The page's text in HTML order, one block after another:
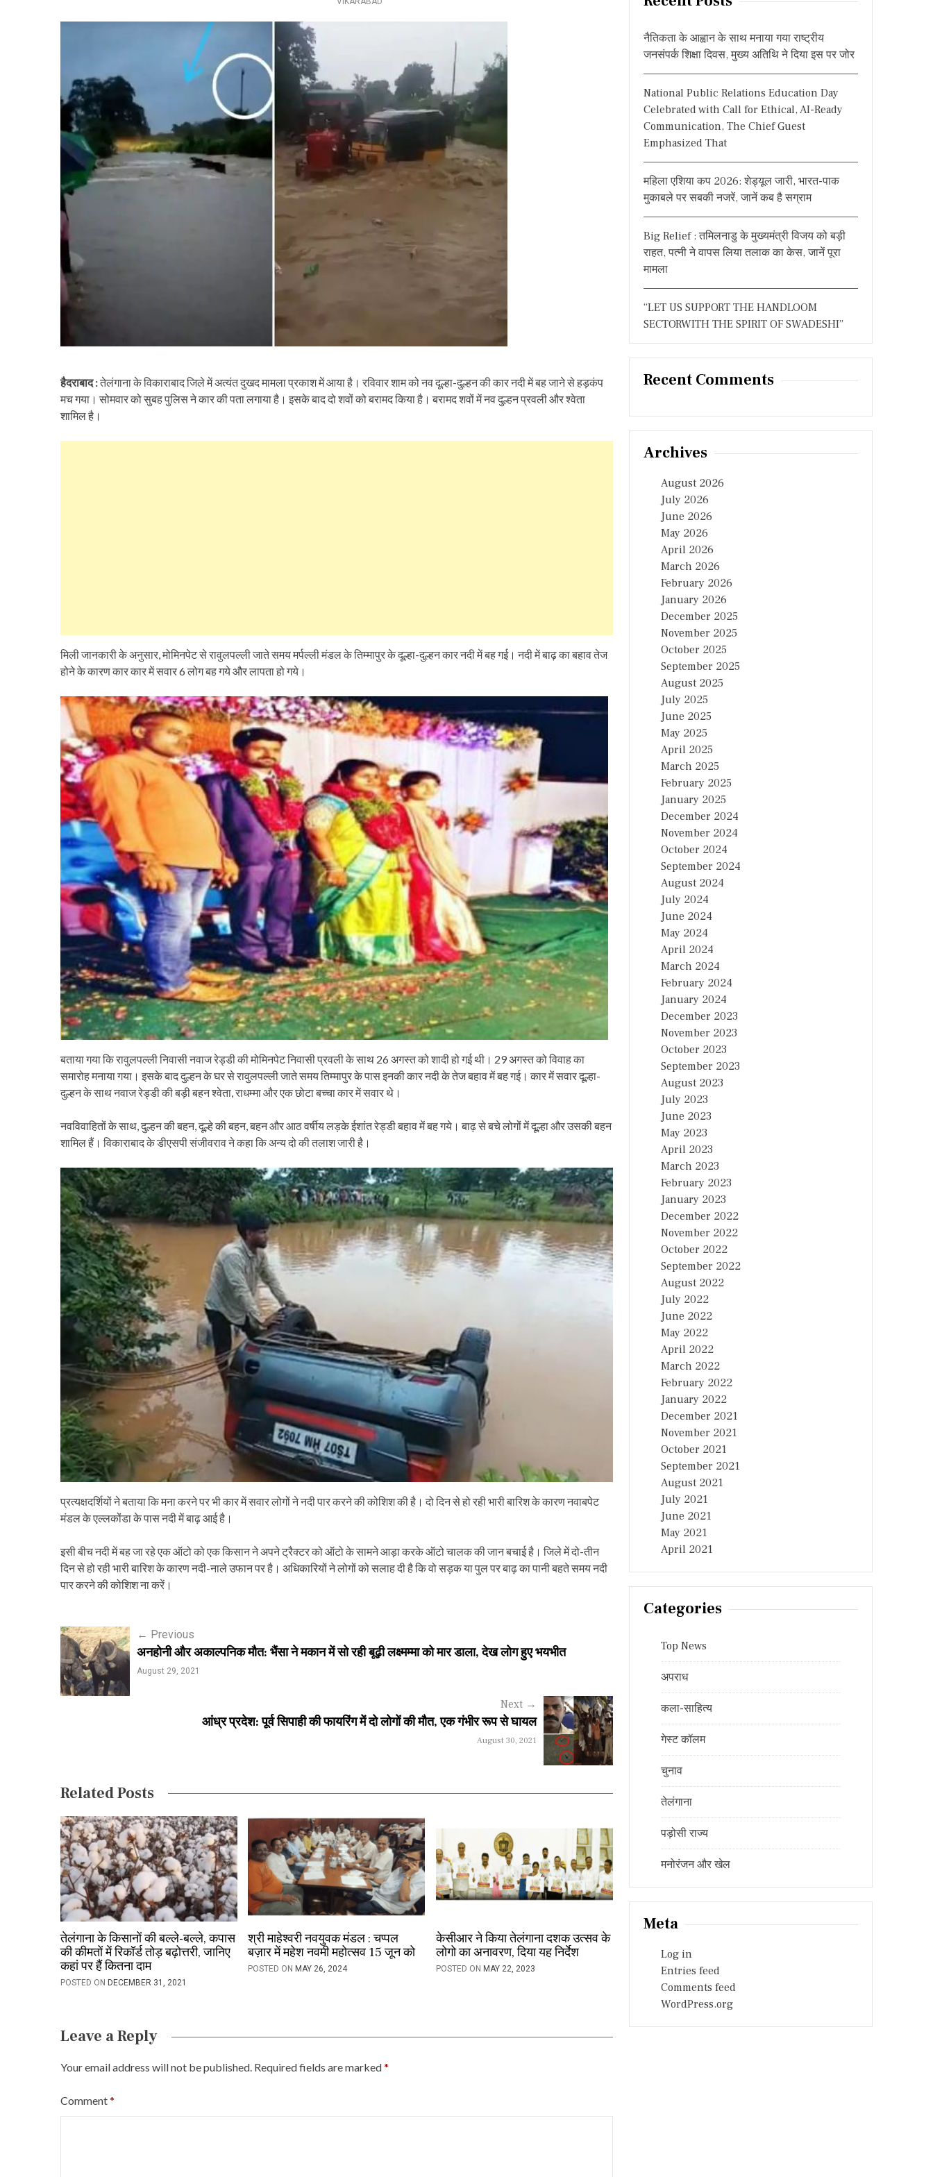
हैदराबाद :तेलंगाना के विकाराबाद जिले में अत्यंत दुखद मामला प्रकाश में आया है। रविवार शाम को नव दूल्हा-दुल्हन की कार नदी में बह जाने से हड़कंप
मच गया। सोमवार को सुबह पुलिस ने कार की पता लगाया है। इसके बाद दो शवों को बरामद किया है। बरामद शवों में नव दुल्हन प्रवली और श्वेता
शामिल है।
मिली जानकारी के अनुसार, मोमिनपेट से रावुलपल्ली जाते समय मर्पल्ली मंडल के तिम्मापुर के दूल्हा-दुल्हन कार नदी में बह गई। नदी में बाढ़ का बहाव तेज
होने के कारण कार कार में सवार 6 लोग बह गये और लापता हो गये।
बताया गया कि रावुलपल्ली निवासी नवाज रेड्डी की मोमिनपेट निवासी प्रवली के साथ 26 अगस्त को शादी हो गई थी। 29 अगस्त को विवाह का
समारोह मनाया गया। इसके बाद दुल्हन के घर से रावुलपल्ली जाते समय तिम्मापुर के पास इनकी कार नदी के तेज बहाव में बह गई। कार में सवार दूल्हा-
दुल्हन के साथ नवाज रेड्डी की बड़ी बहन श्वेता, राधम्मा और एक छोटा बच्चा कार में सवार थे।
नवविवाहितों के साथ, दुल्हन की बहन, दूल्हे की बहन, बहन और आठ वर्षीय लड़के ईशांत रेड्डी बहाव में बह गये। बाढ़ से बचे लोगों में दूल्हा और उसकी बहन
शामिल हैं। विकाराबाद के डीएसपी संजीवराव ने कहा कि अन्य दो की तलाश जारी है।
प्रत्यक्षदर्शियों ने बताया कि मना करने पर भी कार में सवार लोगों ने नदी पार करने की कोशिश की है। दो दिन से हो रही भारी बारिश के कारण नवाबपेट
मंडल के एल्लकोंडा के पास नदी में बाढ़ आई है।
इसी बीच नदी में बह जा रहे एक ऑटो को एक किसान ने अपने ट्रैक्टर को ऑटो के सामने आड़ा करके ऑटो चालक की जान बचाई है। जिले में दो-तीन
दिन से हो रही भारी बारिश के कारण नदी-नाले उफान पर है। अधिकारियों ने लोगों को सलाह दी है कि वो सड़क या पुल पर बाढ़ का पानी बहते समय नदी
पार करने की कोशिश ना करें।
P
o
s
v
i
g
a
t
i
o
n
← Previous
अनहोनी और अकाल्पनिक मौत: भैंसा ने मकान में सो रही बूढ़ी लक्ष्मम्मा को मार डाला, देख लोग हुए भयभीत
August 29, 2021
Next →
आंध्र प्रदेश: पूर्व सिपाही की फायरिंग में दो लोगों की मौत, एक गंभीर रूप से घायल
August 30, 2021
Related Posts
तेलंगाना के किसानों की बल्ले-बल्ले, कपास
की कीमतों में रिकॉर्ड तोड़ बढ़ोत्तरी, जानिए
कहां पर हैं कितना दाम
POSTED ON DECEMBER 31, 2021
श्री माहेश्वरी नवयुवक मंडल : चप्पल
बज़ार में महेश नवमी महोत्सव 15 जून को
POSTED ON MAY 26, 2024
केसीआर ने किया तेलंगाना दशक उत्सव के
लोगो का अनावरण, दिया यह निर्देश
POSTED ON MAY 22, 2023
Leave a Reply
Your email address will not be published. Required fields are marked*
Comment*
नैतिकता के आह्वान के साथ मनाया गया राष्ट्रीय
जनसंपर्क शिक्षा दिवस, मुख्य अतिथि ने दिया इस पर जोर
National Public Relations Education Day
Celebrated with Call for Ethical, AI-Ready
Communication, The Chief Guest
Emphasized That
महिला एशिया कप 2026: शेड्यूल जारी, भारत-पाक
मुकाबले पर सबकी नजरें, जानें कब है सग्राम
Big Relief : तमिलनाडु के मुख्यमंत्री विजय को बड़ी
राहत, पत्नी ने वापस लिया तलाक का केस, जानें पूरा
मामला
“LET US SUPPORT THE HANDLOOM
SECTORWITH THE SPIRIT OF SWADESHI”
Recent Comments
Archives
August 2026
July 2026
June 2026
May 2026
April 2026
March 2026
February 2026
January 2026
December 2025
November 2025
October 2025
September 2025
August 2025
July 2025
June 2025
May 2025
April 2025
March 2025
February 2025
January 2025
December 2024
November 2024
October 2024
September 2024
August 2024
July 2024
June 2024
May 2024
April 2024
March 2024
February 2024
January 2024
December 2023
November 2023
October 2023
September 2023
August 2023
July 2023
June 2023
May 2023
April 2023
March 2023
February 2023
January 2023
December 2022
November 2022
October 2022
September 2022
August 2022
July 2022
June 2022
May 2022
April 2022
March 2022
February 2022
January 2022
December 2021
November 2021
October 2021
September 2021
August 2021
July 2021
June 2021
May 2021
April 2021
Categories
Top News
अपराध
कला-साहित्य
गेस्ट कॉलम
चुनाव
तेलंगाना
पड़ोसी राज्य
मनोरंजन और खेल
Meta
Log in
Entries feed
Comments feed
WordPress.org